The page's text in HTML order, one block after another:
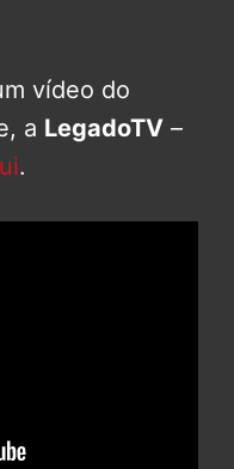
vídeo do
a LegadoTV –
.